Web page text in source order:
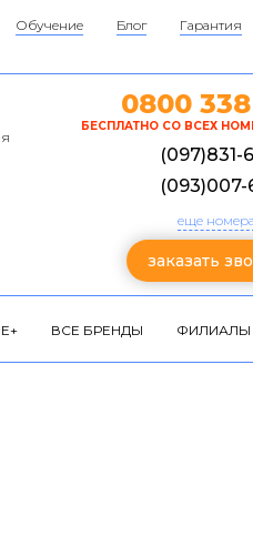
Обучение Блог
Гарантия
0800
БЕСПЛАТНО СО ВСЕХ
(097)831-
(093)007-
еще номера
заказать
ВСЕ БРЕНДЫ ФИЛИАЛЫ